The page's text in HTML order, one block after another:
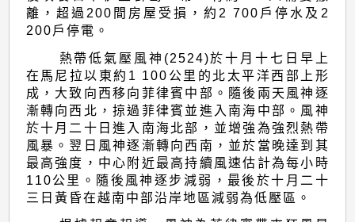
離，超過200間房屋受損，約2 700戶停水及2
200戶停電。
熱帶低氣壓風神(2524)於十月十七日早上
在馬尼拉以東約1 100公里的北太平洋西部上形
成，大致向西移向菲律賓中部。隨後兩天風神逐
漸轉向西北，掠過菲律賓並進入南海中部。風神
於十月二十日進入南海北部，並增強為強烈熱帶
風暴。翌日風神逐漸轉向西南，並於當晚達到其
最高強度，中心附近最高持續風速估計為每小時
110公里。隨後風神逐步減弱，最後於十月二十
三日黃昏在越南中部沿岸地區減弱為低壓區。